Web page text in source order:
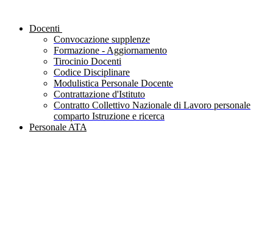
Docenti
Convocazione supplenze
Formazione - Aggiornamento
Tirocinio Docenti
Codice Disciplinare
Modulistica Personale Docente
Contrattazione d'Istituto
Contratto Collettivo Nazionale di Lavoro personale
comparto Istruzione e ricerca
Personale ATA